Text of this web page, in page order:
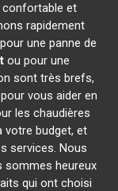
confortable et
rapidement
une panne de
ou pour une
sont très brefs,
vous aider en
les chaudières
votre budget, et
services. Nous
sommes heureux
qui ont choisi